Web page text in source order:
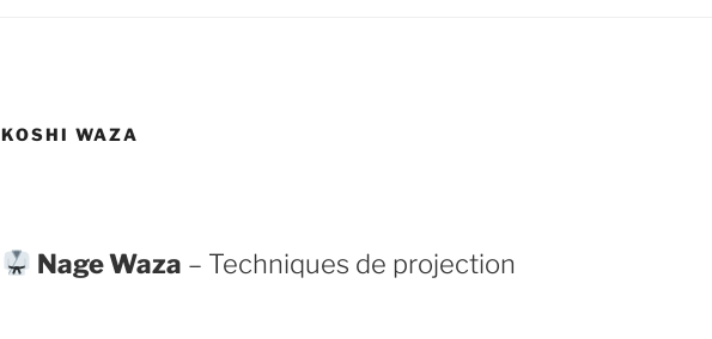
KOSHI WAZA
Nage Waza – Techniques de projection